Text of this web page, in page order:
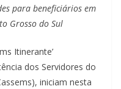
para beneficiários em
Grosso do Sul
Itinerante’
dos Servidores do
iniciam nesta